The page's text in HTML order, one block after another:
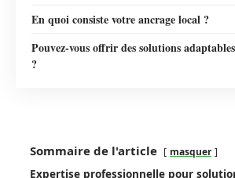
En quoi consiste votre ancrage local ?
Pouvez-vous offrir des solutions
?
Sommaire de l'article masquer
Expertise professionnelle pour